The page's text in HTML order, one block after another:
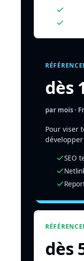
dès
par mois ·
Pour viser
SEO
dès